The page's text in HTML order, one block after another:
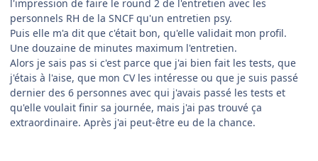
l'impression de faire le round 2 de l'entretien avec les
personnels RH de la SNCF qu'un entretien psy.
Puis elle m'a dit que c'était bon, qu'elle validait mon profil.
Une douzaine de minutes maximum l'entretien.
Alors je sais pas si c'est parce que j'ai bien fait les tests, que
j'étais à l'aise, que mon CV les intéresse ou que je suis passé
dernier des 6 personnes avec qui j'avais passé les tests et
qu'elle voulait finir sa journée, mais j'ai pas trouvé ça
extraordinaire. Après j'ai peut-être eu de la chance.